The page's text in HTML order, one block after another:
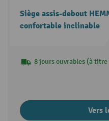
Siège assis-debout
confortable inclinable
8 jours ouvrables (à
Vers